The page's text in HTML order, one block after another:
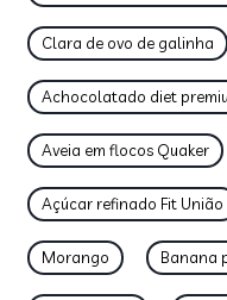
Clara de ovo de galinha
Achocolatado diet
Aveia em flocos Quaker
Açúcar refinado Fit União
Morango Banana